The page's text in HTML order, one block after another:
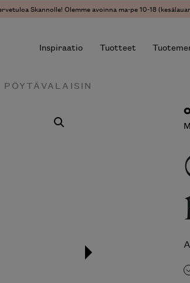
Skannolle! Olemme avoinna ma-pe 10-18
Inspiraatio Tuotteet